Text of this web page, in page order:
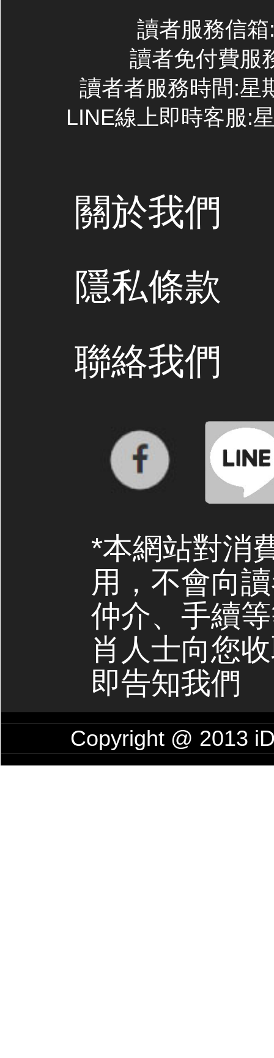
讀者服務信
讀者免付費服
讀者者服務時間:星
LINE線上即時客服:
關於我們
隱私條款
聯絡我們
*本網站對消
用，不會向
仲介、手續
肖人士向您
即告知我們
Copyright @ 2013